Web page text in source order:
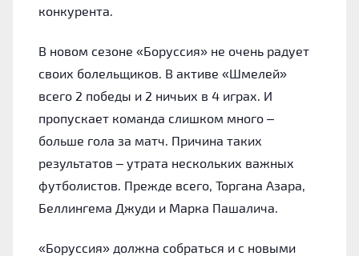
конкурента.
В новом сезоне «Боруссия» не очень радует
своих болельщиков. В активе «Шмелей»
всего 2 победы и 2 ничьих в 4 играх. И
пропускает команда слишком много –
больше гола за матч. Причина таких
результатов – утрата нескольких важных
футболистов. Прежде всего, Торгана Азара,
Беллингема Джуди и Марка Пашалича.
«Боруссия» должна собраться и с новыми